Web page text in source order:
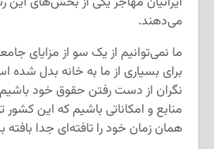
می‌دهند.
ما نمی‌توانیم از یک سو از مزایای
برای بسیاری از ما به خانه بدل شده
نگران از دست رفتن حقوق خود باشیم
منابع و امکاناتی باشیم که این
همان زمان خود را تافته‌ای جدا بافته